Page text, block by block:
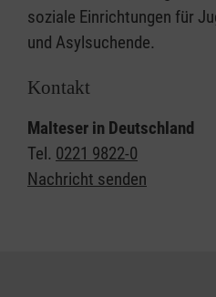
soziale Einrichtungen für
und Asylsuchende.
Kontakt
Malteser in Deutschland
Tel. 0221 9822-0
Nachricht senden